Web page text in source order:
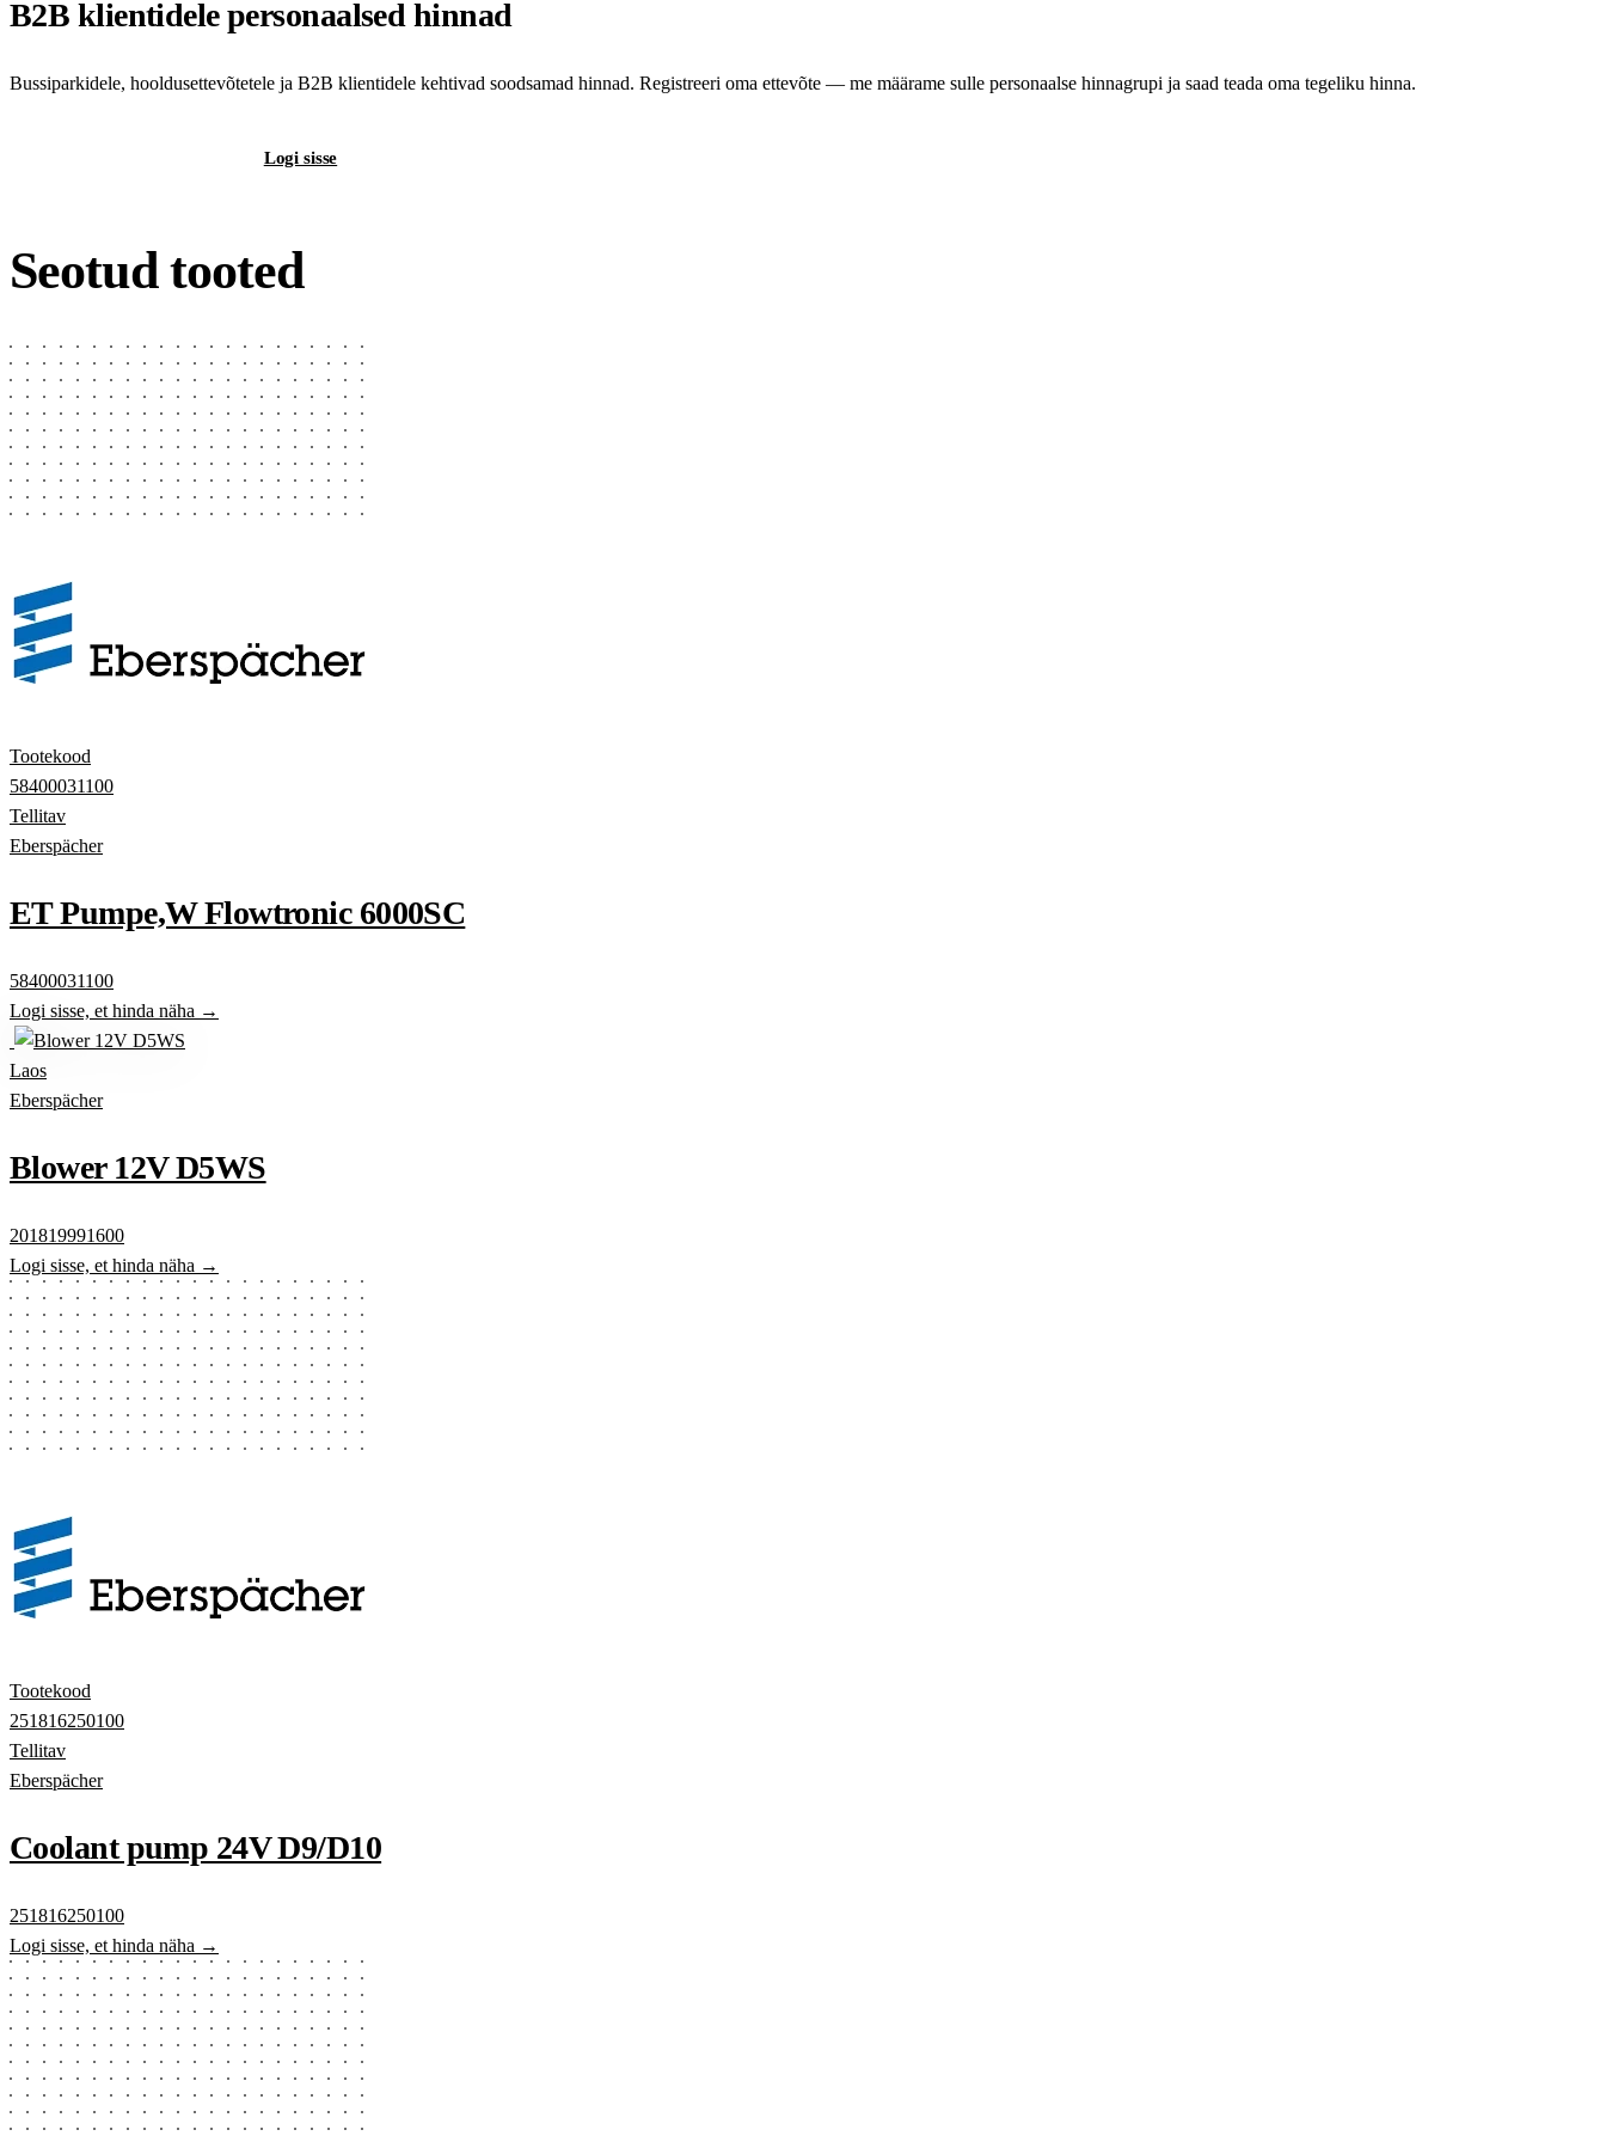
B2B klientidele personaalsed hinnad
Bussiparkidele, hooldusettevõtetele ja B2B klientidele kehtivad soodsamad hinnad. Registreeri oma ettevõte — me määrame sulle personaalse hinnagrupi ja saad teada oma tegeliku hinna.
Logi sisse
Seotud tooted
Tootekood
58400031100
Tellitav
Eberspächer
ET Pumpe,W Flowtronic 6000SC
58400031100
Logi sisse, et hinda näha →
Laos
Eberspächer
Blower 12V D5WS
201819991600
Logi sisse, et hinda näha →
Tootekood
251816250100
Tellitav
Eberspächer
Coolant pump 24V D9/D10
251816250100
Logi sisse, et hinda näha →